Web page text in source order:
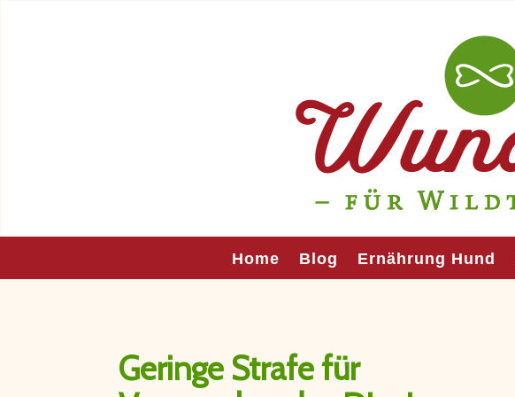
Home Blog Ernährung Hund
Geringe Strafe für